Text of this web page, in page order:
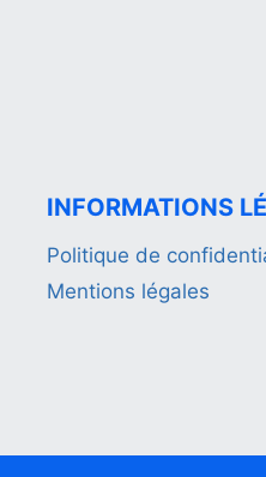
INFORMATIONS
Politique de
Mentions légales